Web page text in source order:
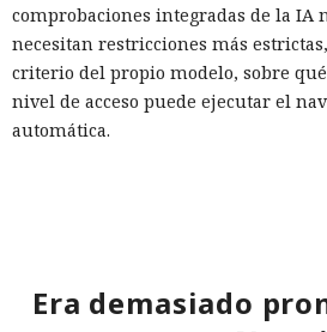
comprobaciones integradas de la IA
necesitan restricciones más
criterio del propio modelo, sobre
nivel de acceso puede ejecutar el
automática.
Inspecciones que
Era demasiado